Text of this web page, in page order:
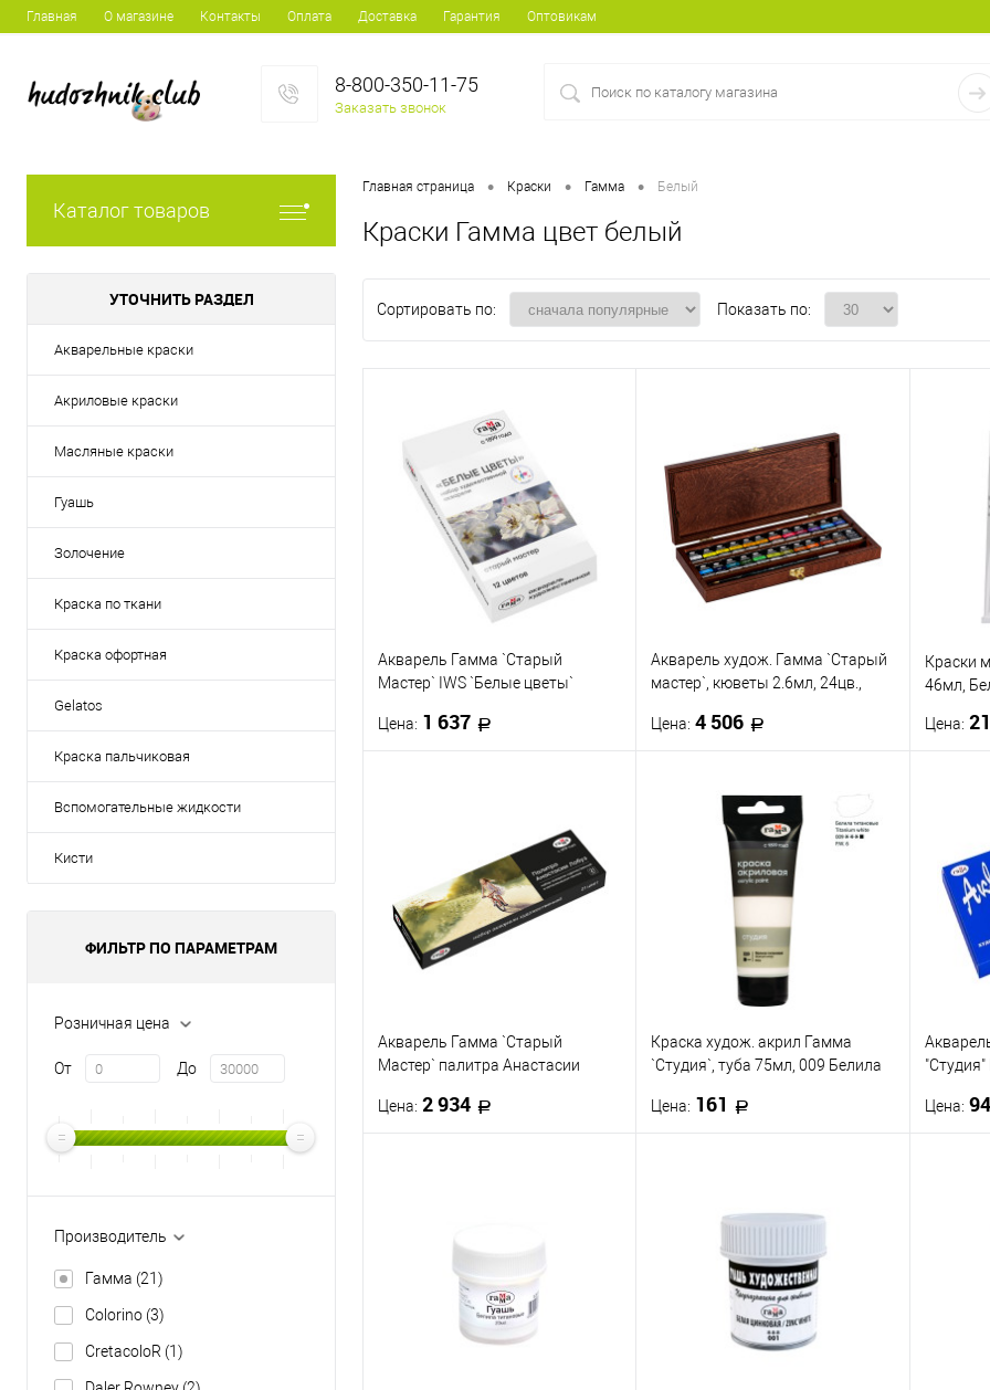
Главная О магазине Контакты Оплата Доставка Гарантия Оптовикам
8-800-350-11-75
Заказать звонок
Каталог товаров
УТОЧНИТЬ РАЗДЕЛ
Акварельные краски
Акриловые краски
Масляные краски
Гуашь
Золочение
Краска по ткани
Краска офортная
Gelatos
Краска пальчиковая
Вспомогательные жидкости
Кисти
ФИЛЬТР ПО ПАРАМЕТРАМ
Розничная цена
От До
Производитель
Гамма (21)
Colorino (3)
CretacoloR (1)
Главная страница • Краски • Гамма • Белый
Краски Гамма цвет белый
Сортировать по: Показать по:
Акварель Гамма `Старый
Мастер` IWS `Белые цветы`
коробка
Цена: 1 637
К сравнению
В избранное
В наличии
Акварель худож. Гамма `Старый
мастер`, кюветы 2.6мл, 24цв.,
Цена: 4 506
Купить в 1 клик
К сравнению
В избранное
Краски
46мл,
Цена:
В
Цвет
Акварель Гамма `Старый
Мастер` палитра Анастасии
метал. коробка
Цена: 2 934
Краска худож. акрил Гамма
`Студия`, туба 75мл, 009 Белила
Цена: 161
Купить в 1 клик
В избранное
В наличии
Цена: